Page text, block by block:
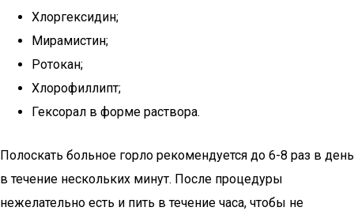
Хлоргексидин;
Мирамистин;
Ротокан;
Хлорофиллипт;
Гексорал в форме раствора.
Полоскать больное горло рекомендуется до 6-8 раз в день
в течение нескольких минут. После процедуры
нежелательно есть и пить в течение часа, чтобы не